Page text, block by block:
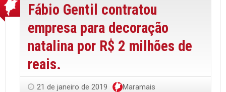
Fábio Gentil contratou
empresa para decoração
natalina por R$ 2 milhões de
reais.
21 de janeiro de 2019 Maramais